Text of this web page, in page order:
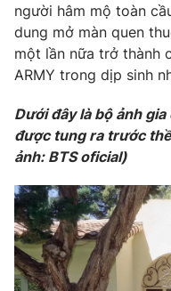
® Cấm sao chép dưới mọi
thuận bằng văn bản. Ghi
thông tin từ website này.
người hâm mộ toàn
dung mở màn quen
một lần nữa trở thành
ARMY trong dịp sinh
Dưới đây là bộ ảnh
được tung ra trước
ảnh: BTS oficial)